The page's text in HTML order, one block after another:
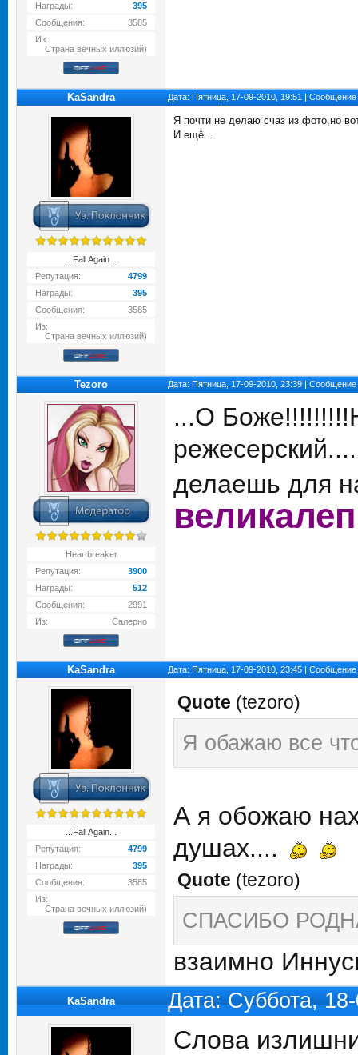
Награды:
395
Сообщения:
3585
Из:
Страна вечных иллюзий)
KaSandra Дата: Пятница, 17-09-2010, 19:51 |
...Fall Again...
Репутация:
4799
Награды:
395
Сообщения:
3585
Из:
Страна вечных иллюзий)
Я почти не делаю счаз из фото,но
И ещё...
Tezoro Дата: Пятница, 17-09-2010, 23:39 |
Heartbreaker
Репутация:
3900
Награды:
512
Сообщения:
2991
Из:
Салерно
...О
делаешь для
KaSandra Дата: Пятница, 17-09-2010, 23:45 |
...Fall Again...
Репутация:
4799
Награды:
395
Сообщения:
3585
Из:
Страна вечных иллюзий)
Quote (tezoro)
Я обажаю все
А я обожаю
душах....
Quote (tezoro)
СПАСИБО
взаимно
KaSandra Дата: Суббота,
Слова